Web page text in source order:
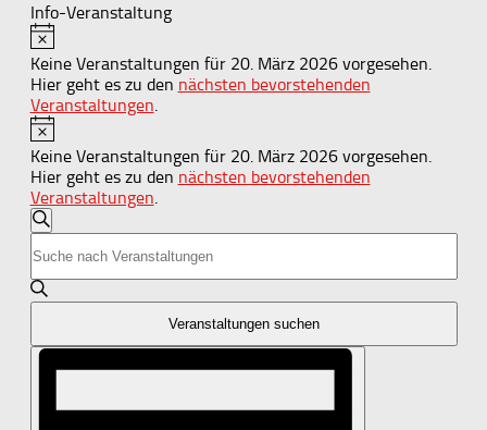
Info-Veranstaltung
Veranstaltungen
für
20.
März
2026
Hinweis
Keine Veranstaltungen für 20. März 2026 vorgesehen.
Hier geht es zu den nächsten bevorstehenden
Veranstaltungen.
Hinweis
Keine Veranstaltungen für 20. März 2026 vorgesehen.
Hier geht es zu den nächsten bevorstehenden
Veranstaltungen.
Veranstaltungen
Suche
und
Navigation
Suche
Schlüsselwort
eingeben.
Suche
Veranstaltungen
Schlüsselwort.
Veranstaltungen suchen
Veranstaltung
Navigation